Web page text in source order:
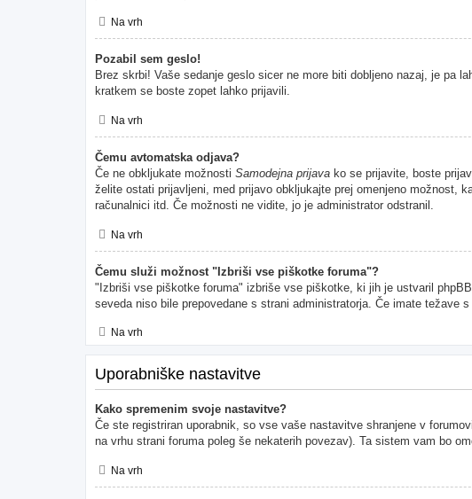
Na vrh
Pozabil sem geslo!
Brez skrbi! Vaše sedanje geslo sicer ne more biti dobljeno nazaj, je pa
kratkem se boste zopet lahko prijavili.
Na vrh
Čemu avtomatska odjava?
Če ne obkljukate možnosti Samodejna prijava ko se prijavite, boste
želite ostati prijavljeni, med prijavo obkljukajte prej omenjeno možnost,
računalnici itd. Če možnosti ne vidite, jo je administrator odstranil.
Na vrh
Čemu služi možnost "Izbriši vse piškotke foruma"?
"Izbriši vse piškotke foruma" izbriše vse piškotke, ki jih je ustvaril
seveda niso bile prepovedane s strani administratorja. Če imate težave
Na vrh
Uporabniške nastavitve
Kako spremenim svoje nastavitve?
Če ste registriran uporabnik, so vse vaše nastavitve shranjene v
na vrhu strani foruma poleg še nekaterih povezav). Ta sistem vam bo
Na vrh